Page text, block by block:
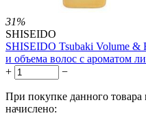
31%
SHISEIDO
SHISEIDO Tsubaki Volume
и объема волос с ароматом
+
−
При покупке данного
начислено: